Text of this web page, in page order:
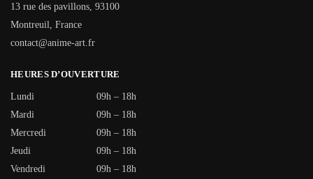
13 rue des pavillons, 93100
Montreuil, France
contact@anime-art.fr
HEURES D’OUVERTURE
Lundi
09h – 18h
Mardi
09h – 18h
Mercredi
09h – 18h
Jeudi
09h – 18h
Vendredi
09h – 18h